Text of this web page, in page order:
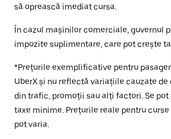
să oprească imediat cursa.
În cazul mașinilor comerciale, guvernul
impozite suplimentare, care pot crește
*Prețurile exemplificative pentru
UberX și nu reflectă variațiile cauzate
din trafic, promoții sau alți factori. Se
taxe minime. Prețurile reale pentru
pot varia.